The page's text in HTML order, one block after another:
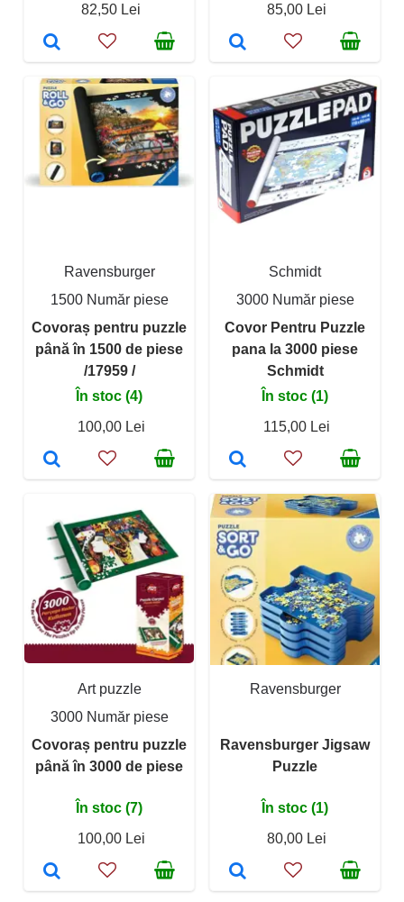
82,50 Lei 85,00 Lei
Ravensburger
1500 Număr piese
Covoraș pentru puzzle
până în 1500 de piese
/17959 /
În stoc (4)
100,00 Lei
Schmidt
3000 Număr piese
Covor Pentru Puzzle
pana la 3000 piese
Schmidt
În stoc (1)
115,00 Lei
Art puzzle
3000 Număr piese
Covoraș pentru puzzle
până în 3000 de piese
În stoc (7)
100,00 Lei
Ravensburger
Ravensburger Jigsaw
Puzzle
În stoc (1)
80,00 Lei